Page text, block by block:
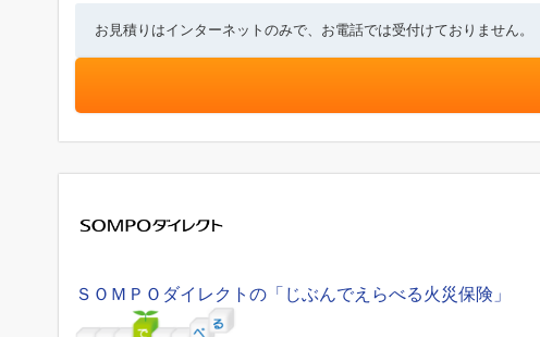
お見積りはインターネットのみで、お電話では受付けておりません。
ＳＯＭＰＯダイレクトの「じぶんでえらべる火災保険」